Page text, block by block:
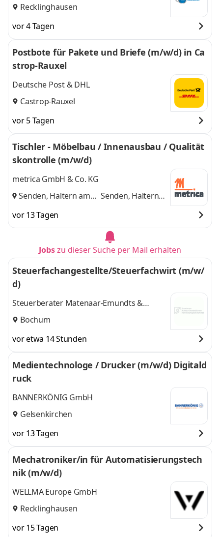
Recklinghausen
vor 4 Tagen
Postbote für Pakete und Briefe (m/w/d) in Ca
strop-Rauxel
Deutsche Post & DHL
Castrop-Rauxel
vor 5 Tagen
Tischler - Möbelbau / Innenausbau / Qualität
skontrolle (m/w/d)
metrica GmbH & Co. KG
Senden, Haltern am
Senden, Haltern
vor 13 Tagen
Jobszu dieser Suche per Mail erhalten
Steuerfachangestellte/Steuerfachwirt (m/w/
d)
Steuerberater Matenaar-Emundts &
Partner PartG mbB
Bochum
vor etwa 14 Stunden
Medientechnologe / Drucker (m/w/d) Digitald
ruck
BANNERKÖNIG GmbH
Gelsenkirchen
vor 13 Tagen
Mechatroniker/in für Automatisierungstech
nik (m/w/d)
WELLMA Europe GmbH
Recklinghausen
vor 15 Tagen